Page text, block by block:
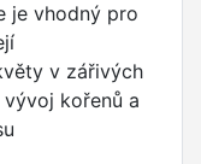
je vhodný pro
v zářivých
kořenů a